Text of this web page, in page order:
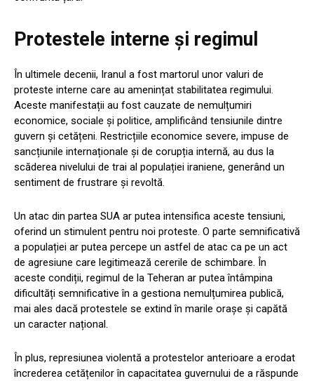
Protestele interne și regimul
În ultimele decenii, Iranul a fost martorul unor valuri de
proteste interne care au amenințat stabilitatea regimului.
Aceste manifestații au fost cauzate de nemulțumiri
economice, sociale și politice, amplificând tensiunile dintre
guvern și cetățeni. Restricțiile economice severe, impuse de
sancțiunile internaționale și de corupția internă, au dus la
scăderea nivelului de trai al populației iraniene, generând un
sentiment de frustrare și revoltă.
Un atac din partea SUA ar putea intensifica aceste tensiuni,
oferind un stimulent pentru noi proteste. O parte semnificativă
a populației ar putea percepe un astfel de atac ca pe un act
de agresiune care legitimează cererile de schimbare. În
aceste condiții, regimul de la Teheran ar putea întâmpina
dificultăți semnificative în a gestiona nemulțumirea publică,
mai ales dacă protestele se extind în marile orașe și capătă
un caracter național.
În plus, represiunea violentă a protestelor anterioare a erodat
încrederea cetățenilor în capacitatea guvernului de a răspunde